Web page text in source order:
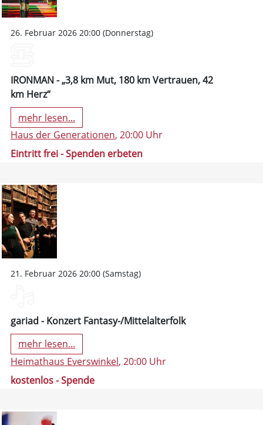
26. Februar 2026 20:00 (Donnerstag)
IRONMAN - „3,8 km Mut, 180 km Vertrauen, 42
km Herz“
mehr lesen...
Haus der Generationen, 20:00 Uhr
Eintritt frei - Spenden erbeten
21. Februar 2026 20:00 (Samstag)
gariad - Konzert Fantasy-/Mittelalterfolk
mehr lesen...
Heimathaus Everswinkel, 20:00 Uhr
kostenlos - Spende